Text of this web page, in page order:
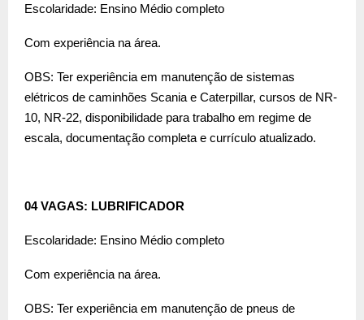
Escolaridade: Ensino Médio completo
Com experiência na área.
OBS: Ter experiência em manutenção de sistemas
elétricos de caminhões Scania e Caterpillar, cursos de NR-
10, NR-22, disponibilidade para trabalho em regime de
escala, documentação completa e currículo atualizado.
04 VAGAS: LUBRIFICADOR
Escolaridade: Ensino Médio completo
Com experiência na área.
OBS: Ter experiência em manutenção de pneus de